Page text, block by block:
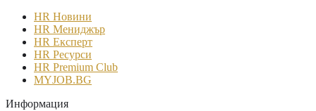
HR Новини
HR Мениджър
HR Експерт
HR Ресурси
HR Premium Club
MYJOB.BG
Информация